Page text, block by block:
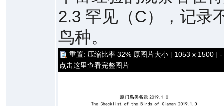
2.3 罕见（C），记录
鸟种。
重置: 压缩比率 32% 原图片大小 [ 1053 x 1500 ] -
点击这里查看完整图片